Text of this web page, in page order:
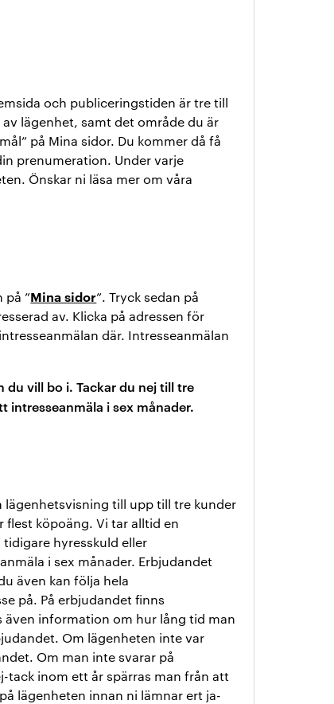
och publiceringstiden är tre till
lägenhet, samt det område du är
på Mina sidor. Du kommer då få
prenumeration. Under varje
Önskar ni läsa mer om våra
på ”Mina sidor”. Tryck sedan på
av. Klicka på adressen för
där. Intresseanmälan
du vill bo i. Tackar du nej till tre
intresseanmäla i sex månader.
till upp till tre kunder
köpoäng. Vi tar alltid en
hyresskuld eller
i sex månader. Erbjudandet
även kan följa hela
på. På erbjudandet finns
information om hur lång tid man
Om lägenheten inte var
Om man inte svarar på
tack inom ett år spärras man från att
lägenheten innan ni lämnar ert ja-